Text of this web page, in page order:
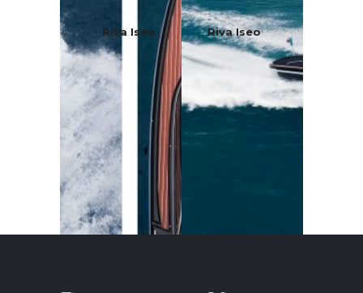
Riva Iseo Riva Iseo